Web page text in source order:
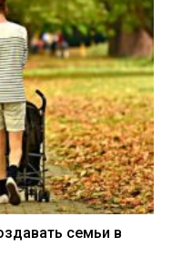
семьи в